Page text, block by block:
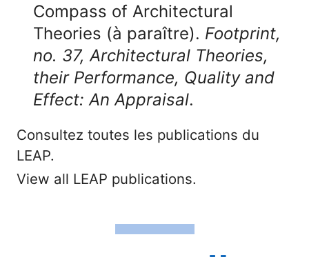
Compass of Architectural
Theories (à paraître). Footprint,
no. 37, Architectural Theories,
their Performance, Quality and
Effect: An Appraisal.
Consultez toutes les publications du
LEAP.
View all LEAP publications.